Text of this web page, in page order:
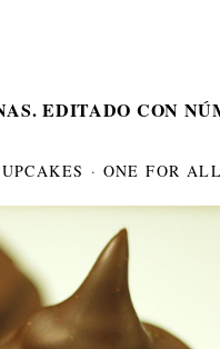
EDITADO CON
· ONE FOR ALL